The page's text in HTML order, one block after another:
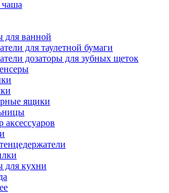
для ванной
для таулетной бумаги
дозаторы для зубных щеток
ящики
аксессуаров
для кухни